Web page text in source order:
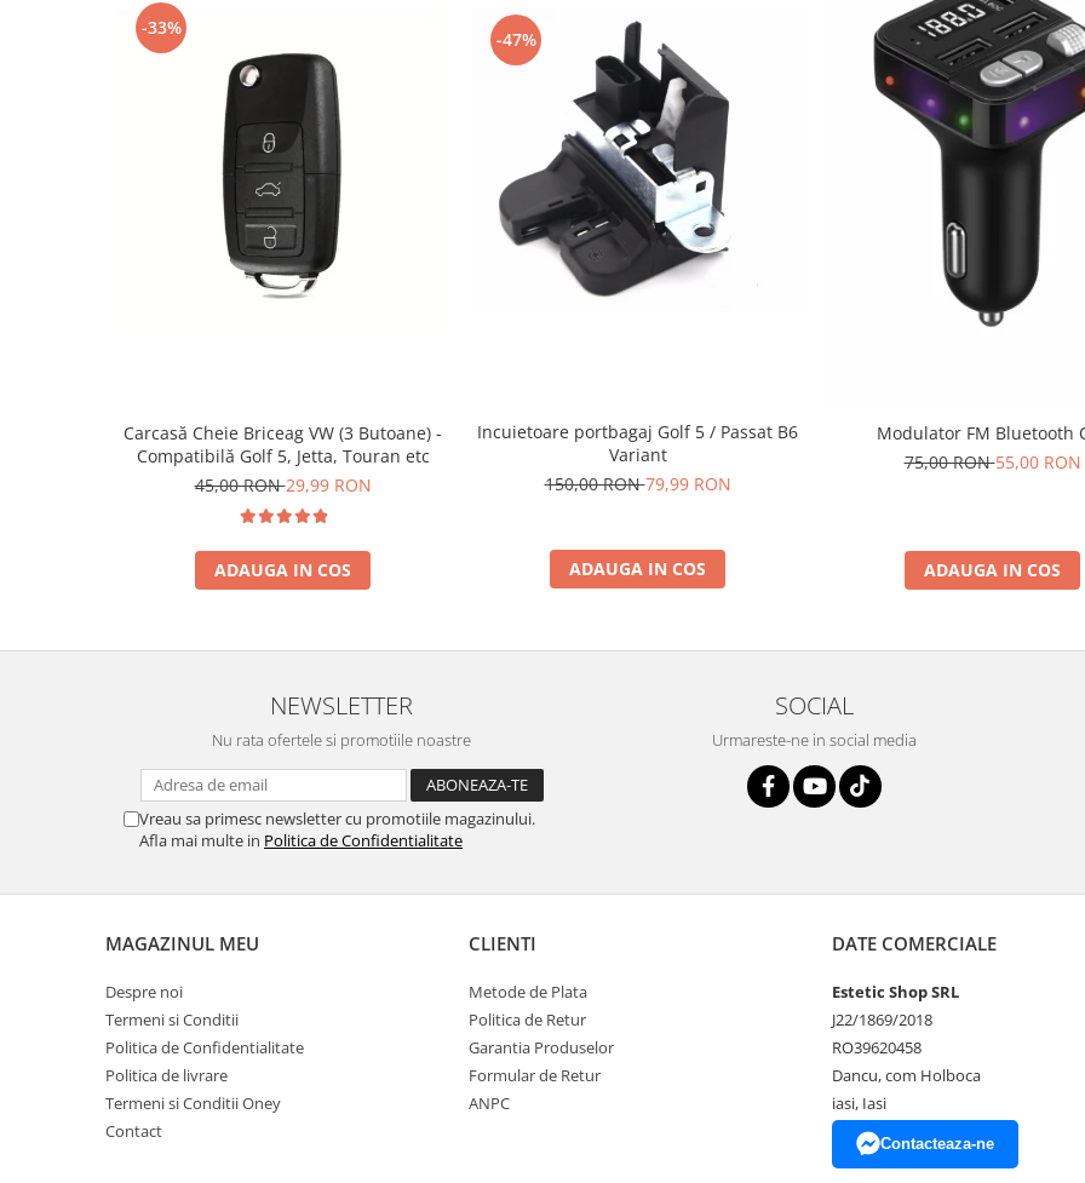
Aditivi DPF, Sistem Racire si
Produse Intretinere si Detailing
Lubrifianti si Spray-uri de Curatare
Curatare si Detailing Interior
Vopsitorie, Chituri si Adezivi
Produse de Vara
-33%
Carcasă Cheie Briceag VW (3 Butoane) -
Compatibilă Golf 5, Jetta, Touran etc
45,00 RON29,99 RON
ADAUGA IN COS
-47%
Incuietoare portbagaj Golf 5 / Passat B6
Variant
150,00 RON79,99 RON
ADAUGA IN COS
Modulator FM Bluetooth
75,00 RON55,00 RON
ADAUGA IN COS
NEWSLETTER
Nu rata ofertele si promotiile noastre
Vreau sa primesc newsletter cu promotiile magazinului.
Afla mai multe in Politica de Confidentialitate
SOCIAL
Urmareste-ne in social media
MAGAZINUL MEU
Despre noi
Termeni si Conditii
Politica de Confidentialitate
Politica de livrare
Termeni si Conditii Oney
Contact
CLIENTI
Metode de Plata
Politica de Retur
Garantia Produselor
Formular de Retur
ANPC
DATE COMERCIALE
Estetic Shop SRL
J22/1869/2018
RO39620458
Dancu, com Holboca
iasi, Iasi
Contacteaza-ne